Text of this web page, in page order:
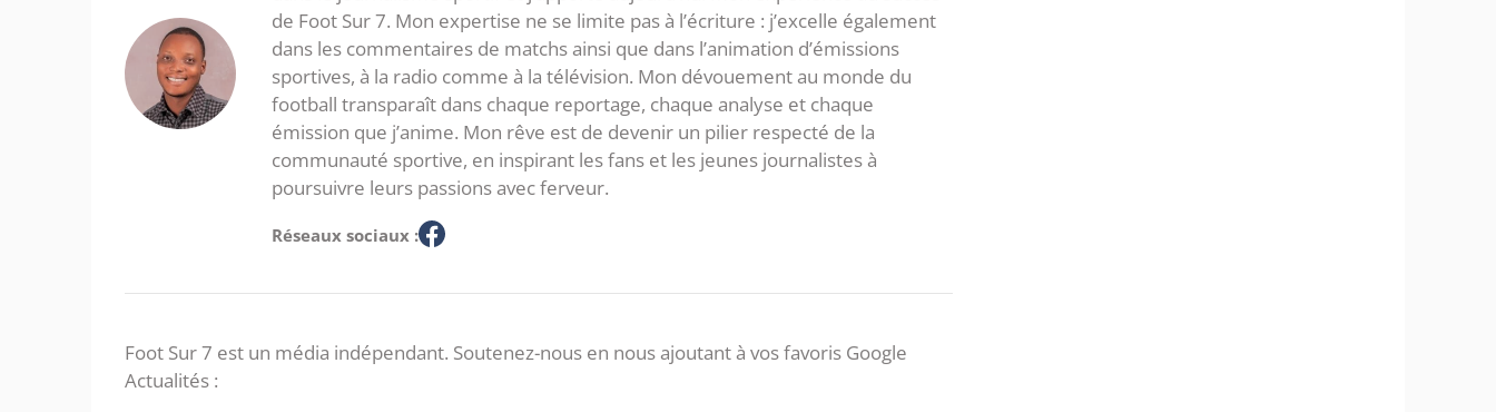
de Foot Sur 7. Mon expertise ne se limite pas à l’écriture : j’excelle également
dans les commentaires de matchs ainsi que dans l’animation d’émissions
sportives, à la radio comme à la télévision. Mon dévouement au monde du
football transparaît dans chaque reportage, chaque analyse et chaque
émission que j’anime. Mon rêve est de devenir un pilier respecté de la
communauté sportive, en inspirant les fans et les jeunes journalistes à
poursuivre leurs passions avec ferveur.
Réseaux sociaux :
Foot Sur 7 est un média indépendant. Soutenez-nous en nous ajoutant à vos favoris Google
Actualités :